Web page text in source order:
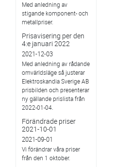
Med anledning av
stigande komponent- och
metallpriser.
Prisavisering per den
4:e januari 2022
2021-12-03
Med anledning av rådande
omvärldsläge så justerar
Elektroskandia Sverige AB
prisbilden och presenterar
ny gällande prislista från
2022-01-04.
Förändrade priser
2021-10-01
2021-09-01
Vi förändrar våra priser
från den 1 oktober.